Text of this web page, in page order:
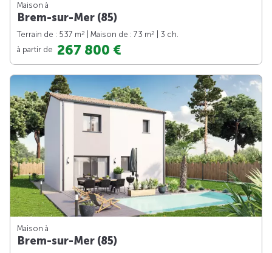
Maison à
Brem-sur-Mer (85)
Terrain de : 537 m2 | Maison de : 73 m2
| 3 ch.
à partir de 267 800 €
Maison à
Brem-sur-Mer (85)